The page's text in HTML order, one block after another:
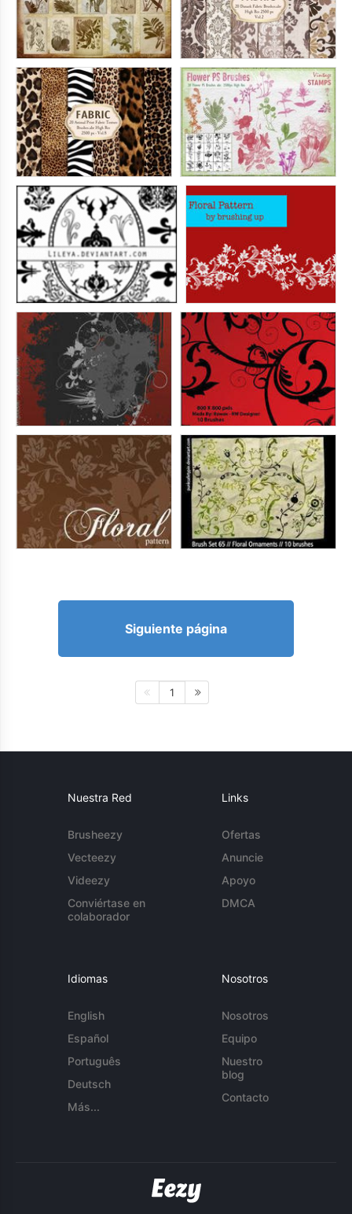
Siguiente página
1
Nuestra Red
Brusheezy
Vecteezy
Videezy
Conviértase en
colaborador
Links
Ofertas
Anuncie
Apoyo
DMCA
Idiomas
English
Español
Português
Deutsch
Más...
Nosotros
Nosotros
Equipo
Nuestro
blog
Contacto